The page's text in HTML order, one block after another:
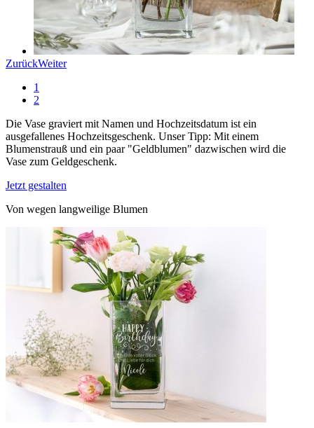
ZurückWeiter
1
2
Die Vase graviert mit Namen und Hochzeitsdatum ist ein
ausgefallenes Hochzeitsgeschenk. Unser Tipp: Mit einem
Blumenstrauß und ein paar "Geldblumen" dazwischen wird die
Vase zum Geldgeschenk.
Jetzt gestalten
Von wegen langweilige Blumen